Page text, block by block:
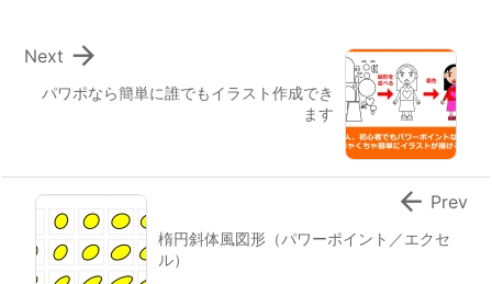
パワポなら簡単に誰でもイラスト作成でき
ます

Next
楕円斜体風図形（パワーポイント／エクセ
ル）
 Prev